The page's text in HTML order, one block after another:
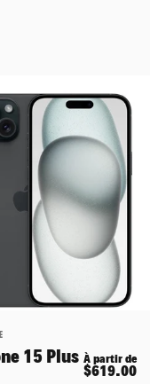
15 Plus À partir de
$619.00